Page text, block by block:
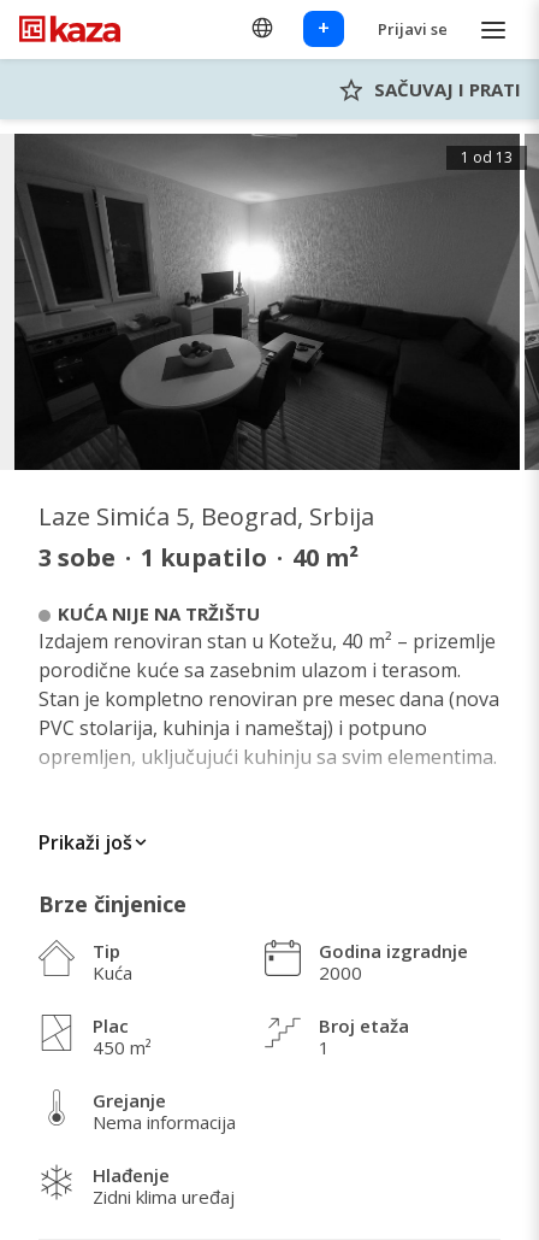
+ Prijavi se
SAČUVAJ I PRATI
1 od 13
Laze Simića 5, Beograd, Srbija
3 sobe · 1 kupatilo · 40 m²
KUĆA NIJE NA TRŽIŠTU
Izdajem renoviran stan u Kotežu, 40 m² – prizemlje
porodične kuće sa zasebnim ulazom i terasom.
Stan je kompletno renoviran pre mesec dana (nova
PVC stolarija, kuhinja i nameštaj) i potpuno
opremljen, uključujući kuhinju sa svim elementima.
Prikaži još
Brze činjenice
Tip
Kuća
Plac
450 m²
Godina izgradnje
2000
Broj etaža
1
Grejanje
Nema informacija
Hlađenje
Zidni klima uređaj